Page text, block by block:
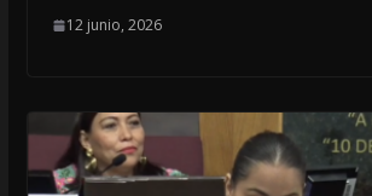
12 junio, 2026